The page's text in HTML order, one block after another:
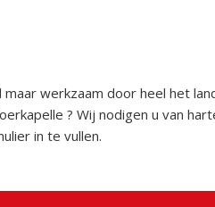
werkzaam door heel het
? Wij nodigen u van
in te vullen.